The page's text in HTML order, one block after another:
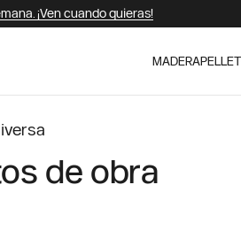
¡Ven cuando quieras!
MADERAPELLET
de obra